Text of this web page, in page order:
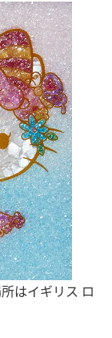
はイギリス ロ